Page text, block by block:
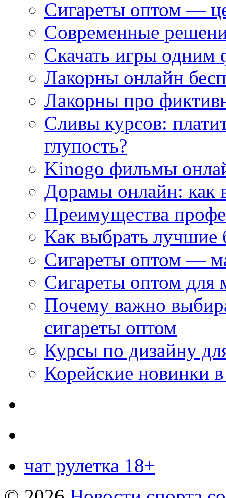
Сигареты оптом —
Современные
Скачать игры одним
Лакорны онлайн
Лакорны про
Сливы курсов:
глупость?
Kinogo фильмы
Дорамы онлайн: как
Преимущества
Как выбрать
Сигареты оптом —
Сигареты оптом для
Почему важно
сигареты оптом
Курсы по дизайну
Корейские новинки
чат рулетка 18+